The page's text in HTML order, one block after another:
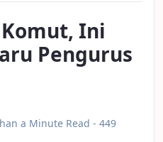
Ini
Pengurus
a Minute Read - 449